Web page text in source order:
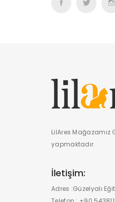
LilAres Mağazamız
yapmaktadır.
İletişim:
Adres :Güzelyalı